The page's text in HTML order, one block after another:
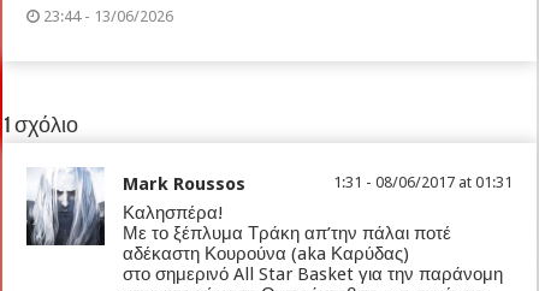
23:44 - 13/06/2026
1 σχόλιο
Mark Roussos 1:31 - 08/06/2017 at 01:31
Καλησπέρα!
Με το ξέπλυμα Τράκη απ’την πάλαι ποτέ
αδέκαστη Κουρούνα (aka Καρύδας)
στο σημερινό All Star Basket για την παράνομη